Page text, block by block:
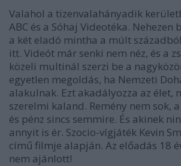
Valahol a tizenvalahányadik
ABC és a Sóhaj Videotéka. Nehezen
a két eladó mintha a múlt
itt. Videót már senki nem néz, és a
közeli multinál szerzi be a
egyetlen megoldás, ha Nemzeti
alakulnak. Ezt akadályozza az élet,
szerelmi kaland. Remény nem sok,
és pénz sincs semmire. És akinek
annyit is ér. Szocio-vígjáték Kevin
című filmje alapján. Az előadás 18
nem ajánlott!